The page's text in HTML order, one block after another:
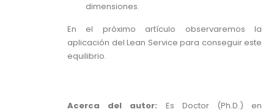
dimensiones.
En el próximo artículo observaremos la
aplicación del Lean Service para conseguir este
equilibrio.
Acerca del autor: Es Doctor (Ph.D.) en